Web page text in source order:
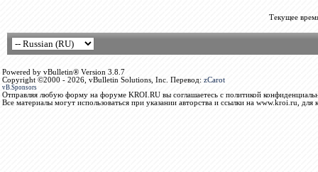
Текущее
Powered by vBulletin® Version 3.8.7
Copyright ©2000 - 2026, vBulletin Solutions, Inc. Перевод: zCarot
vB.Sponsors
Отправляя любую форму на форуме KROI.RU вы соглашаетесь с политикой
Все материалы могут использоваться при указании авторства и ссылки на www.kroi.ru, для